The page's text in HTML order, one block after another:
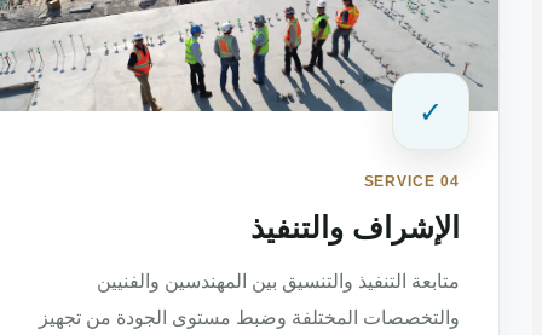
✓
SERVICE 04
الإشراف والتنفيذ
متابعة التنفيذ والتنسيق بين المهندسين والفنيين
والتخصصات المختلفة وضبط مستوى الجودة من تجهيز